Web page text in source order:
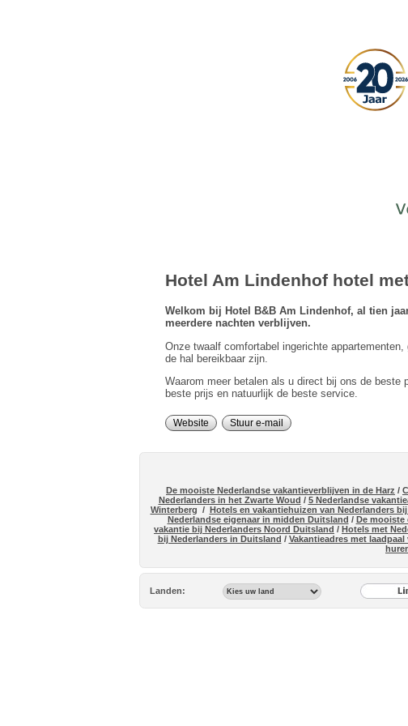
Hotel Am Lindenhof hotel
Welkom bij Hotel B&B Am Lindenhof, al tien
meerdere nachten verblijven.
Onze twaalf comfortabel ingerichte
de hal bereikbaar zijn.
Waarom meer betalen als u direct bij ons de beste
beste prijs en natuurlijk de beste service.
Website Stuur e-mail
De mooiste Nederlandse vakantieverblijven in de Harz /
Nederlanders in het Zwarte Woud / 5 Nederlandse
Winterberg / Hotels en vakantiehuizen van Nederlanders
Nederlandse eigenaar in midden Duitsland / De
vakantie bij Nederlanders Noord Duitsland / Hotels met
bij Nederlanders in Duitsland / Vakantieadres met
Landen: